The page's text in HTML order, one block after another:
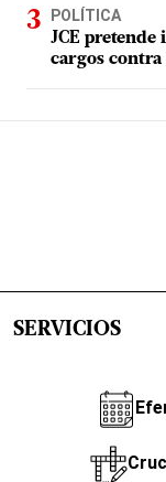
POLÍTICA
JCE
cargos contra
SERVICIOS